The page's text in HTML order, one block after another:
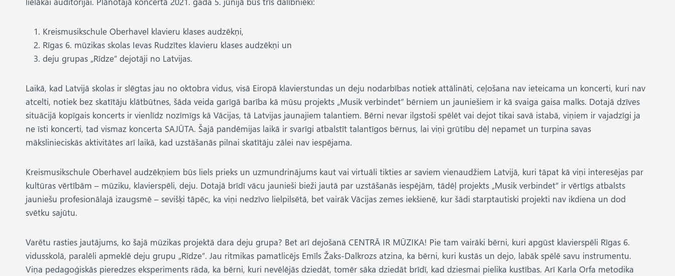
Kreismusikschule Oberhavel klavieru klases audzēkņi,
Rīgas 6. mūzikas skolas Ievas Rudzītes klavieru klases audzēkņi un
deju grupas „Rīdze” dejotāji no Latvijas.
Laikā, kad Latvijā skolas ir slēgtas jau no oktobra vidus, visā Eiropā klavierstundas un deju nodarbības notiek attālināti, ceļošana nav ieteicama un koncerti, kuri nav
atcelti, notiek bez skatītāju klātbūtnes, šāda veida garīgā barība kā mūsu projekts „Musik verbindet” bērniem un jauniešiem ir kā svaiga gaisa malks. Dotajā dzīves
situācijā kopīgais koncerts ir vienlīdz nozīmīgs kā Vācijas, tā Latvijas jaunajiem talantiem. Bērni nevar ilgstoši spēlēt vai dejot tikai savā istabā, viņiem ir vajadzīgi ja
ne īsti koncerti, tad vismaz koncerta SAJŪTA. Šajā pandēmijas laikā ir svarīgi atbalstīt talantīgos bērnus, lai viņi grūtību dēļ nepamet un turpina savas
mākslinieciskās aktivitātes arī laikā, kad uzstāšanās pilnai skatītāju zālei nav iespējama.
Kreismusikschule Oberhavel audzēkņiem būs liels prieks un uzmundrinājums kaut vai virtuāli tikties ar saviem vienaudžiem Latvijā, kuri tāpat kā viņi interesējas par
kultūras vērtībām – mūziku, klavierspēli, deju. Dotajā brīdī vācu jaunieši bieži jautā par uzstāšanās iespējām, tādēļ projekts „Musik verbindet” ir vērtīgs atbalsts
jauniešu profesionālajā izaugsmē – sevišķi tāpēc, ka viņi nedzīvo lielpilsētā, bet vairāk Vācijas zemes iekšienē, kur šādi starptautiski projekti nav ikdiena un dod
svētku sajūtu.
Varētu rasties jautājums, ko šajā mūzikas projektā dara deju grupa? Bet arī dejošanā CENTRĀ IR MŪZIKA! Pie tam vairāki bērni, kuri apgūst klavierspēli Rīgas 6.
vidusskolā, paralēli apmeklē deju grupu „Rīdze”. Jau ritmikas pamatlicējs Emīls Žaks-Dalkrozs atzina, ka bērni, kuri kustās un dejo, labāk spēlē savu instrumentu.
Viņa pedagoģiskās pieredzes eksperiments rāda, ka bērni, kuri nevēlējās dziedāt, tomēr sāka dziedāt brīdī, kad dziesmai pielika kustības. Arī Karla Orfa metodika